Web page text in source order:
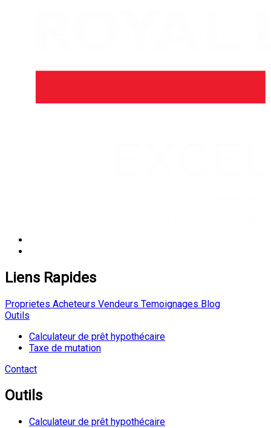
Liens Rapides
Proprietes Acheteurs Vendeurs Temoignages Blog
Outils
Calculateur de prêt hypothécaire
Taxe de mutation
Contact
Outils
Calculateur de prêt hypothécaire